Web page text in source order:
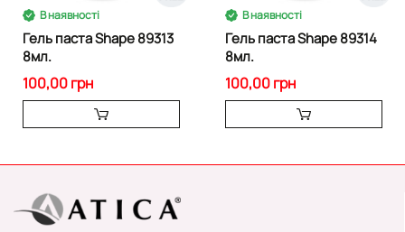
В наявності
Гель паста Shape 89313
8мл.
100,00 грн
В наявності
Гель паста Shape 89314
8мл.
100,00 грн